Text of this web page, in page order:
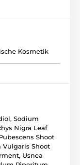
Kosmetik
Sodium
Nigra Leaf
Shoot
Vulgaris Shoot
Usnea